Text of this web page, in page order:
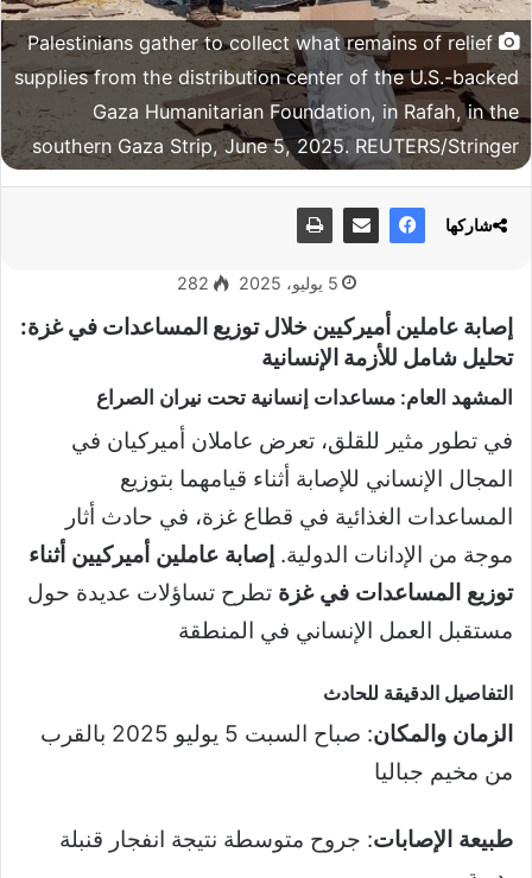
Palestinians gather to collect what remains of relief
supplies from the distribution center of the U.S.-backed
Gaza Humanitarian Foundation, in Rafah, in the
southern Gaza Strip, June 5, 2025. REUTERS/Stringer
5 يوليو، 2025 282
إصابة عاملين أميركيين خلال توزيع المساعدات في غزة:
تحليل شامل للأزمة الإنسانية
المشهد العام: مساعدات إنسانية تحت نيران الصراع
في تطور مثير للقلق، تعرض عاملان أميركيان في
المجال الإنساني للإصابة أثناء قيامهما بتوزيع
المساعدات الغذائية في قطاع غزة، في حادث أثار
موجة من الإدانات الدولية. إصابة عاملين أميركيين أثناء
توزيع المساعدات في غزة تطرح تساؤلات عديدة حول
مستقبل العمل الإنساني في المنطقة
التفاصيل الدقيقة للحادث
الزمان والمكان
: صباح السبت 5 يوليو 2025 بالقرب
من مخيم جباليا
طبيعة الإصابات: جروح متوسطة نتيجة انفجار قنبلة
شاركها